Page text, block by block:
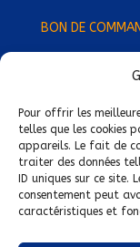
Pour offrir les
telles que les cookies
appareils. Le fait de
traiter des données
ID uniques sur ce
consentement peut
caractéristiques et
BON DE
Devenez
Trouvez-nous
Mentions
Conditions
Politique de